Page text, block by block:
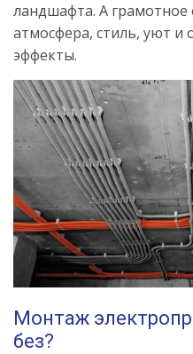
ландшафта. А грамотное
атмосфера, стиль, уют и
эффекты.
Монтаж
без?